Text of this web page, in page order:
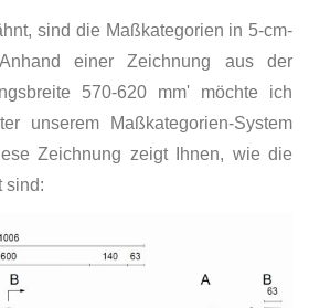
sind die Maßkategorien in 5-cm-
einer Zeichnung aus der
570-620 mm' möchte ich
unserem Maßkategorien-System
Zeichnung zeigt Ihnen, wie die
sind: